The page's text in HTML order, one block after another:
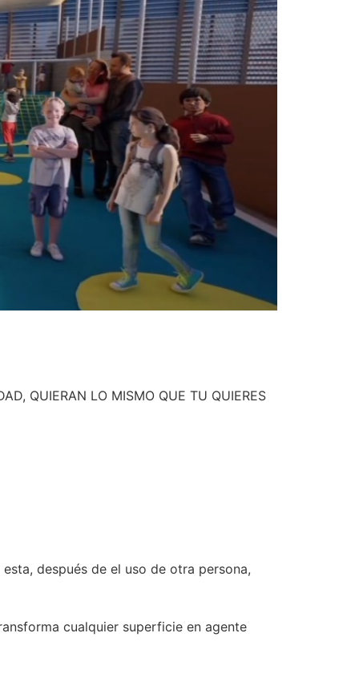
QUIERAN LO MISMO QUE TU QUIERES
después de el uso de otra persona,
cualquier superficie en agente